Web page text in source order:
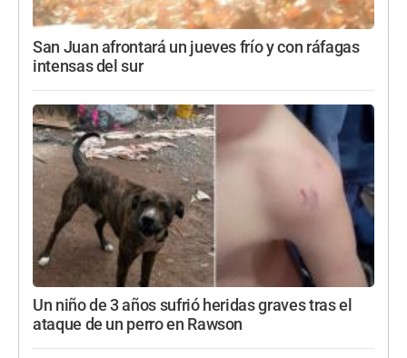
San Juan afrontará un jueves frío y con ráfagas
intensas del sur
Un niño de 3 años sufrió heridas graves tras el
ataque de un perro en Rawson